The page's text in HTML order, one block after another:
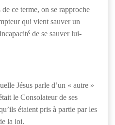
ce terme, on se rapproche
qui vient sauver un
de se sauver lui-
Jésus parle d’un « autre »
le Consolateur de ses
étaient pris à partie par les
la loi.